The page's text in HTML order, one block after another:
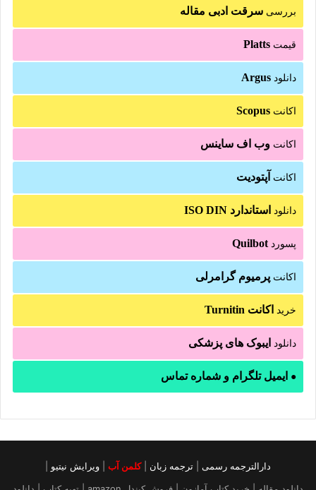
بررسی سرقت ادبی مقاله
قیمت Platts
دانلود Argus
اکانت Scopus
اکانت وب اف ساینس
اکانت آپتودیت
دانلود استاندارد ISO DIN
پسورد Quilbot
اکانت پرمیوم گرامرلی
خرید اکانت Turnitin
دانلود ایبوک های پزشکی
● ایمیل تلگرام و شماره تماس
دارالترجمه رسمی ترجمه زبان |کلمن آب ویرایش نیتیو